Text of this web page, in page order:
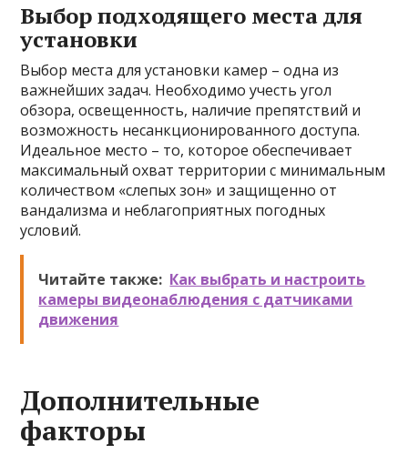
Выбор подходящего места для
установки
Выбор места для установки камер – одна из
важнейших задач. Необходимо учесть угол
обзора, освещенность, наличие препятствий и
возможность несанкционированного доступа.
Идеальное место – то, которое обеспечивает
максимальный охват территории с минимальным
количеством «слепых зон» и защищенно от
вандализма и неблагоприятных погодных
условий.
Читайте также: Как выбрать и настроить
камеры видеонаблюдения с датчиками
движения
Дополнительные
факторы